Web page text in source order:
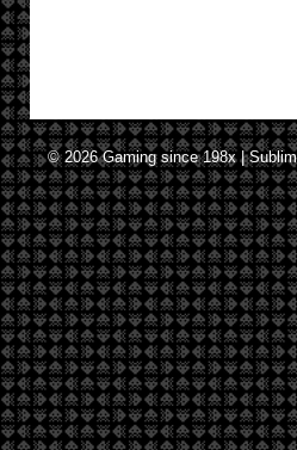
© 2026Gaming since 198x|